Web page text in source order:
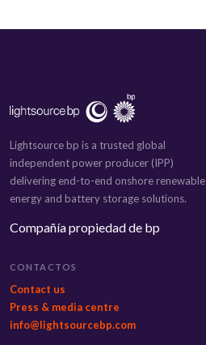
Lightsource bp is a trusted global
independent power producer (IPP)
delivering end-to-end onshore renewable
energy and battery storage solutions.
Compañía propiedad de bp
CONTACTOS
Contact us
Press & media centre
info@lightsourcebp.com